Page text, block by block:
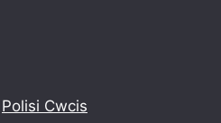
Polisi Cwcis